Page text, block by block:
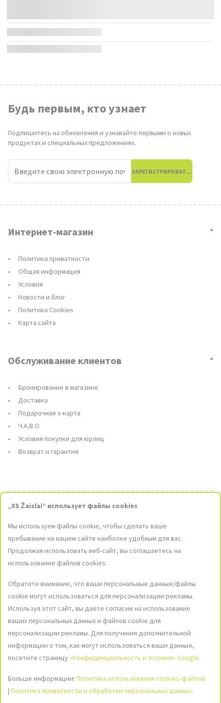
Будь первым, кто узнает
Подпишитесь на обновления и узнавайте первыми о новых
продуктах и ​​специальных предложениях.
ЗАРЕГИСТРИРОВАТЬСЯ
Интернет-магазин
Политика приватности
Общая информация
Условия
Новости и блог
Политика Cookies
Карта сайта
Обслуживание клиентов
Бронирование в магазине
Доставка
Подарочная э-карта
Ч.А.В.О
Условия покупки для юрлиц
Возврат и гарантия
Контакты
Магазины
Связаться С Нами
elparduotuve@xszaislai.lt
+370 610 22600
9:00-17:00
Социальные сети
Присоединитесь к нашим социальным сетям, чтобы быть в курсе
последних новостей и акций!
Social
не
найдено
не
найдено
не
найдено
„XS Žaislai“ использует файлы cookies
Мы используем файлы cookie, чтобы сделать ваше
пребывание на нашем сайте наиболее удобным для вас.
Продолжая использовать веб-сайт, вы соглашаетесь на
использование файлов cookies.
Обратите внимание, что ваши персональные данные/файлы
cookie могут использоваться для персонализации рекламы.
Используя этот сайт, вы даёте согласие на использование
ваших персональных данных и файлов cookie для
персонализации рекламы. Для получения дополнительной
информации о том, как могут использоваться ваши данные,
посетите страницу «Конфиденциальность и Условия» Google.
Больше информации: Политика использования cookies-файлов
| Политика приватности и обработки персональных данных.